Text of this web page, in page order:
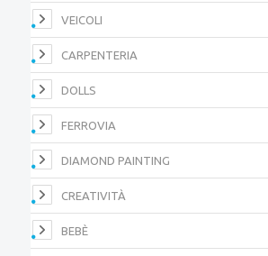
VEICOLI
CARPENTERIA
DOLLS
FERROVIA
DIAMOND PAINTING
CREATIVITÀ
BEBÈ